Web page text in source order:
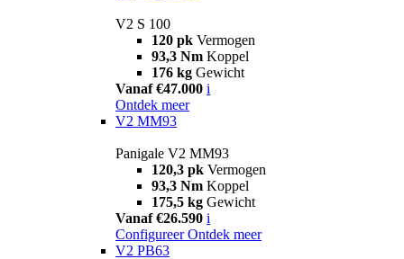
V2 S 100
120 pk Vermogen
93,3 Nm Koppel
176 kg Gewicht
Vanaf €47.000 i
Ontdek meer
V2 MM93
Panigale V2 MM93
120,3 pk Vermogen
93,3 Nm Koppel
175,5 kg Gewicht
Vanaf €26.590 i
Configureer Ontdek meer
V2 PB63